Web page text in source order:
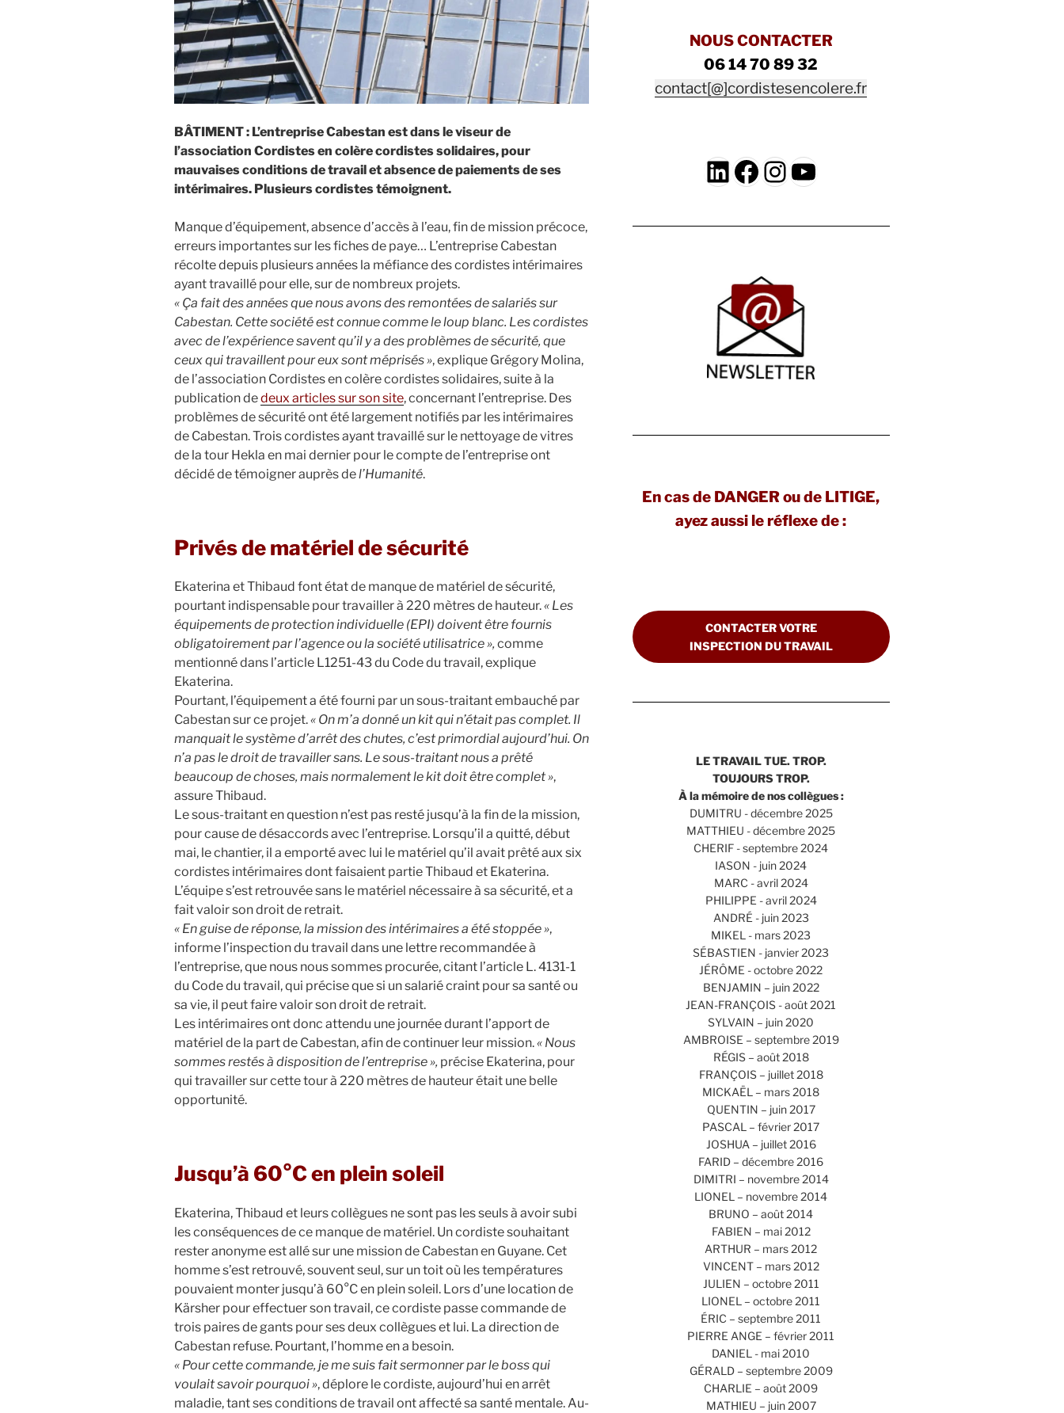
BÂTIMENT : L’entreprise Cabestan est dans le viseur de
l’association Cordistes en colère cordistes solidaires, pour
mauvaises conditions de travail et absence de paiements de ses
intérimaires. Plusieurs cordistes témoignent.
Manque d’équipement, absence d’accès à l’eau, fin de mission précoce,
erreurs importantes sur les fiches de paye… L’entreprise Cabestan
récolte depuis plusieurs années la méfiance des cordistes intérimaires
ayant travaillé pour elle, sur de nombreux projets.
« Ça fait des années que nous avons des remontées de salariés sur
Cabestan. Cette société est connue comme le loup blanc. Les cordistes
avec de l’expérience savent qu’il y a des problèmes de sécurité, que
ceux qui travaillent pour eux sont méprisés », explique Grégory Molina,
de l’association Cordistes en colère cordistes solidaires, suite à la
publication dedeux articles sur son site, concernant l’entreprise. Des
problèmes de sécurité ont été largement notifiés par les intérimaires
de Cabestan. Trois cordistes ayant travaillé sur le nettoyage de vitres
de la tour Hekla en mai dernier pour le compte de l’entreprise ont
décidé de témoigner auprès del’Humanité.
Privés de matériel de sécurité
Ekaterina et Thibaud font état de manque de matériel de sécurité,
pourtant indispensable pour travailler à 220 mètres de hauteur.« Les
équipements de protection individuelle (EPI) doivent être fournis
obligatoirement par l’agence ou la société utilisatrice », comme
mentionné dans l’article L1251-43 du Code du travail, explique
Ekaterina.
Pourtant, l’équipement a été fourni par un sous-traitant embauché par
Cabestan sur ce projet.« On m’a donné un kit qui n’était pas complet. Il
manquait le système d’arrêt des chutes, c’est primordial aujourd’hui. On
n’a pas le droit de travailler sans. Le sous-traitant nous a prêté
beaucoup de choses, mais normalement le kit doit être complet »,
assure Thibaud.
Le sous-traitant en question n’est pas resté jusqu’à la fin de la mission,
pour cause de désaccords avec l’entreprise. Lorsqu’il a quitté, début
mai, le chantier, il a emporté avec lui le matériel qu’il avait prêté aux six
cordistes intérimaires dont faisaient partie Thibaud et Ekaterina.
L’équipe s’est retrouvée sans le matériel nécessaire à sa sécurité, et a
fait valoir son droit de retrait.
« En guise de réponse, la mission des intérimaires a été stoppée »,
informe l’inspection du travail dans une lettre recommandée à
l’entreprise, que nous nous sommes procurée, citant l’article L. 4131-1
du Code du travail, qui précise que si un salarié craint pour sa santé ou
sa vie, il peut faire valoir son droit de retrait.
Les intérimaires ont donc attendu une journée durant l’apport de
matériel de la part de Cabestan, afin de continuer leur mission.« Nous
sommes restés à disposition de l’entreprise », précise Ekaterina, pour
qui travailler sur cette tour à 220 mètres de hauteur était une belle
opportunité.
Jusqu’à 60°C en plein soleil
Ekaterina, Thibaud et leurs collègues ne sont pas les seuls à avoir subi
les conséquences de ce manque de matériel. Un cordiste souhaitant
rester anonyme est allé sur une mission de Cabestan en Guyane. Cet
homme s’est retrouvé, souvent seul, sur un toit où les températures
pouvaient monter jusqu’à 60°C en plein soleil. Lors d’une location de
Kärsher pour effectuer son travail, ce cordiste passe commande de
trois paires de gants pour ses deux collègues et lui. La direction de
Cabestan refuse. Pourtant, l’homme en a besoin.
« Pour cette commande, je me suis fait sermonner par le boss qui
voulait savoir pourquoi », déplore le cordiste, aujourd’hui en arrêt
maladie, tant ses conditions de travail ont affecté sa santé mentale. Au-
NOUS CONTACTER
06 14 70 89 32
contact[@]cordistesencolere.fr
LinkedIn
Facebook
Instagram
YouTube
En cas de DANGER ou de LITIGE,
ayez aussi le réflexe de :
CONTACTER VOTRE
INSPECTION DU TRAVAIL
LE TRAVAIL TUE. TROP.
TOUJOURS TROP.
À la mémoire de nos collègues :
DUMITRU - décembre 2025
MATTHIEU - décembre 2025
CHERIF - septembre 2024
IASON - juin 2024
MARC - avril 2024
PHILIPPE - avril 2024
ANDRÉ - juin 2023
MIKEL - mars 2023
SÉBASTIEN - janvier 2023
JÉRÔME - octobre 2022
BENJAMIN – juin 2022
JEAN-FRANÇOIS - août 2021
SYLVAIN – juin 2020
AMBROISE – septembre 2019
RÉGIS – août 2018
FRANÇOIS – juillet 2018
MICKAËL – mars 2018
QUENTIN – juin 2017
PASCAL – février 2017
JOSHUA – juillet 2016
FARID – décembre 2016
DIMITRI – novembre 2014
LIONEL – novembre 2014
BRUNO – août 2014
FABIEN – mai 2012
ARTHUR – mars 2012
VINCENT – mars 2012
JULIEN – octobre 2011
LIONEL – octobre 2011
ÉRIC – septembre 2011
PIERRE ANGE – février 2011
DANIEL - mai 2010
GÉRALD – septembre 2009
CHARLIE – août 2009
MATHIEU – juin 2007